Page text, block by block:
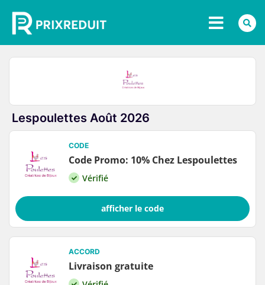
Lespoulettes Août 2026
CODE
Code Promo: 10% Chez Lespoulettes
Vérifié
afficher le code
ACCORD
Livraison gratuite